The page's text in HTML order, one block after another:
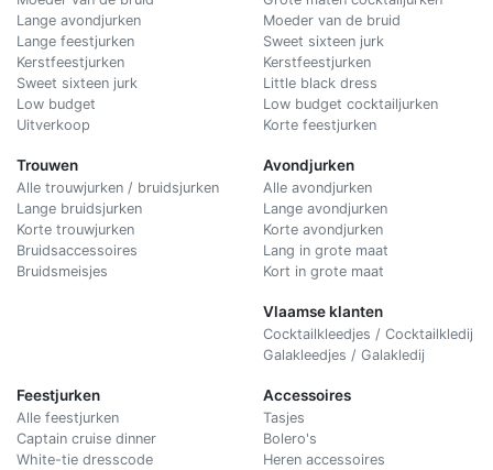
Lange avondjurken
Lange feestjurken
Kerstfeestjurken
Sweet sixteen jurk
Low budget
Uitverkoop
Trouwen
Alle trouwjurken / bruidsjurken
Lange bruidsjurken
Korte trouwjurken
Bruidsaccessoires
Bruidsmeisjes
Moeder van de bruid
Sweet sixteen jurk
Kerstfeestjurken
Little black dress
Low budget cocktailjurken
Korte feestjurken
Avondjurken
Alle avondjurken
Lange avondjurken
Korte avondjurken
Lang in grote maat
Kort in grote maat
Vlaamse klanten
Cocktailkleedjes / Cocktailkledij
Galakleedjes / Galakledij
Feestjurken
Alle feestjurken
Captain cruise dinner
White-tie dresscode
Accessoires
Tasjes
Bolero's
Heren accessoires